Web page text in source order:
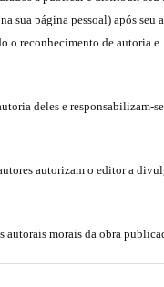
sua página pessoal) após seu
o reconhecimento de autoria e
deles e responsabilizam-
autorizam o editor a
autorais morais da obra